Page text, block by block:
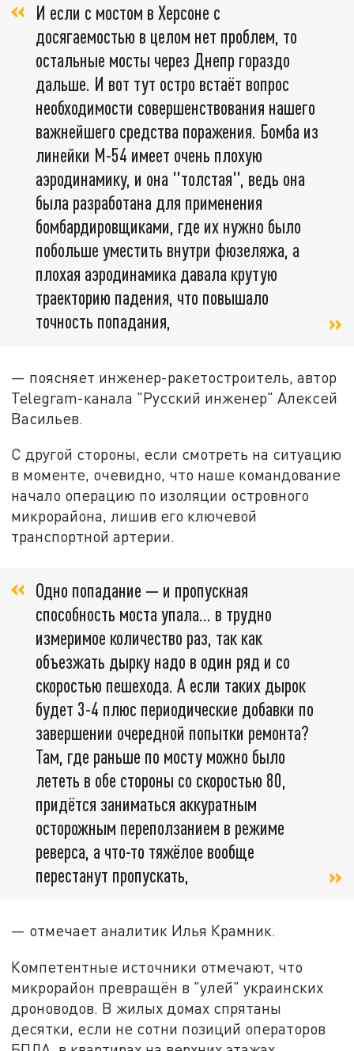
И если с мостом в Херсоне с
досягаемостью в целом нет проблем, то
остальные мосты через Днепр гораздо
дальше. И вот тут остро встаёт вопрос
необходимости совершенствования нашего
важнейшего средства поражения. Бомба из
линейки М-54 имеет очень плохую
аэродинамику, и она "толстая", ведь она
была разработана для применения
бомбардировщиками, где их нужно было
побольше уместить внутри фюзеляжа, а
плохая аэродинамика давала крутую
траекторию падения, что повышало
точность попадания,
— поясняет инженер-ракетостроитель, автор
Telegram-канала "Русский инженер" Алексей
Васильев.
С другой стороны, если смотреть на ситуацию
в моменте, очевидно, что наше командование
начало операцию по изоляции островного
микрорайона, лишив его ключевой
транспортной артерии.
Одно попадание — и пропускная
способность моста упала… в трудно
измеримое количество раз, так как
объезжать дырку надо в один ряд и со
скоростью пешехода. А если таких дырок
будет 3-4 плюс периодические добавки по
завершении очередной попытки ремонта?
Там, где раньше по мосту можно было
лететь в обе стороны со скоростью 80,
придётся заниматься аккуратным
осторожным переползанием в режиме
реверса, а что-то тяжёлое вообще
перестанут пропускать,
— отмечает аналитик Илья Крамник.
Компетентные источники отмечают, что
микрорайон превращён в "улей" украинских
дроноводов. В жилых домах спрятаны
десятки, если не сотни позиций операторов